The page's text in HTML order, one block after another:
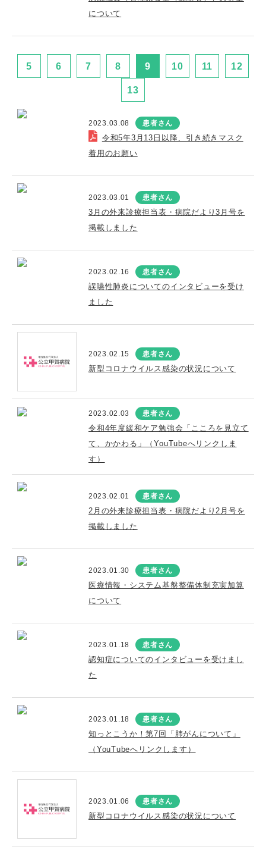
について
5 6 7 8 9 10 11 12
13
2023.03.08 患者さん
令和5年3月13日以降、引き続きマスク
着用のお願い
2023.03.01 患者さん
3月の外来診療担当表・病院だより3月号を
掲載しました
2023.02.16 患者さん
誤嚥性肺炎についてのインタビューを受け
ました
2023.02.15 患者さん
新型コロナウイルス感染の状況について
2023.02.03 患者さん
令和4年度緩和ケア勉強会「こころを見立て
て、かかわる」（YouTubeへリンクしま
す）
2023.02.01 患者さん
2月の外来診療担当表・病院だより2月号を
掲載しました
2023.01.30 患者さん
医療情報・システム基盤整備体制充実加算
について
2023.01.18 患者さん
認知症についてのインタビューを受けまし
た
2023.01.18 患者さん
知っとこうか！第7回「肺がんについて」
（YouTubeへリンクします）
2023.01.06 患者さん
新型コロナウイルス感染の状況について